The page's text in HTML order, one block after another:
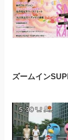
ズームイン